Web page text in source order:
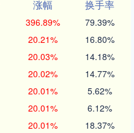
涨幅
换手率
396.89% 79.39%
20.21% 16.80%
20.03% 14.18%
20.02% 14.77%
20.01% 5.62%
20.01% 6.12%
20.01% 18.37%